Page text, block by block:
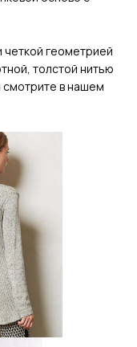
четкой геометрией
толстой нитью
смотрите в нашем